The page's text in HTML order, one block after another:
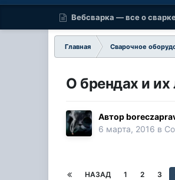
Вебсварка — все о
Главная Сварочное
О брендах и их
Автор
6 марта, 2016 в
НАЗАД 1 2 3